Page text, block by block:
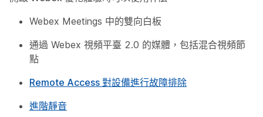
Webex Meetings 中的雙向白板
通過 Webex 視頻平臺 2.0 的媒體，包括混合視頻節
點
Remote Access 對設備進行故障排除
進階靜音